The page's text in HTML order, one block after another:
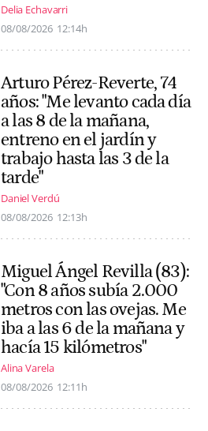
Delia Echavarri
08/08/2026 12:14h
Arturo Pérez-Reverte, 74
años: "Me levanto cada día
a las 8 de la mañana,
entreno en el jardín y
trabajo hasta las 3 de la
tarde"
Daniel Verdú
08/08/2026 12:13h
Miguel Ángel Revilla (83):
"Con 8 años subía 2.000
metros con las ovejas. Me
iba a las 6 de la mañana y
hacía 15 kilómetros"
Alina Varela
08/08/2026 12:11h